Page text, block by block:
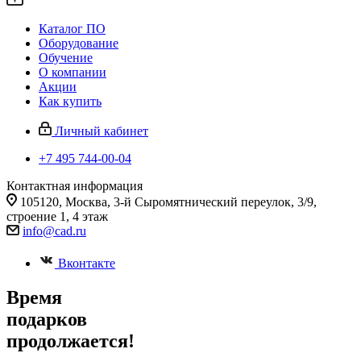
Каталог ПО
Оборудование
Обучение
О компании
Акции
Как купить
Личный кабинет
+7 495 744-00-04
Контактная информация
105120, Москва, 3-й Сыромятнический переулок, 3/9,
строение 1, 4 этаж
info@cad.ru
Вконтакте
Время
подарков
продолжается!